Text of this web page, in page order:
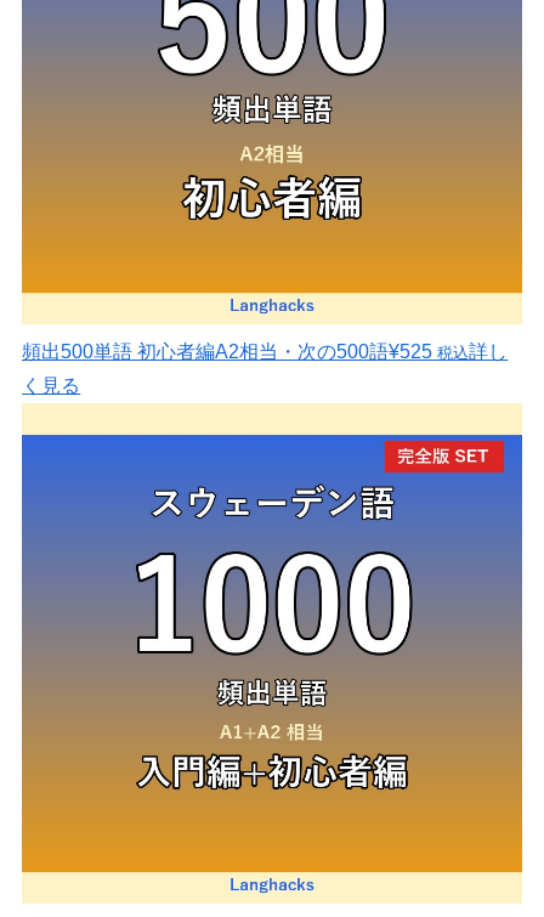
頻出500単語 初心者編A2相当・次の500語¥525 税込詳し
く見る